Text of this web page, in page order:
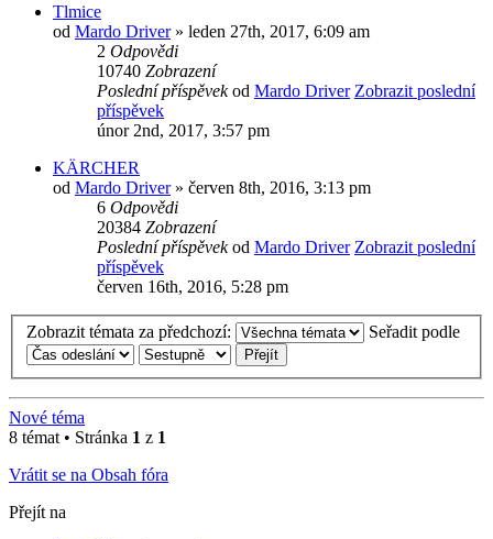
Tlmice
od Mardo Driver» leden 27th, 2017, 6:09 am
2 Odpovědi
10740 Zobrazení
Poslední příspěvekod Mardo Driver Zobrazit poslední
příspěvek
únor 2nd, 2017, 3:57 pm
KÄRCHER
od Mardo Driver» červen 8th, 2016, 3:13 pm
6 Odpovědi
20384 Zobrazení
Poslední příspěvekod Mardo Driver Zobrazit poslední
příspěvek
červen 16th, 2016, 5:28 pm
Zobrazit témata za předchozí: Seřadit podle
Nové téma
8 témat • Stránka 1 z 1
Vrátit se na Obsah fóra
Přejít na